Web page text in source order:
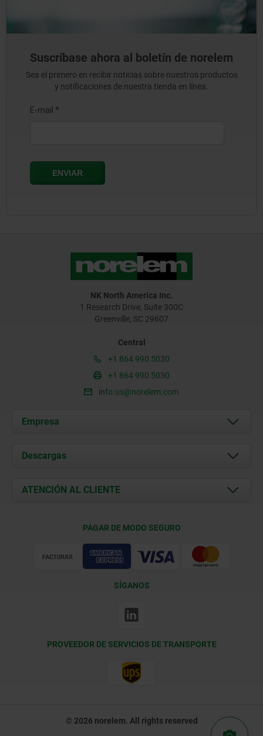
Suscríbase ahora al boletín de norelem
Sea el primero en recibir noticias sobre nuestros productos
y notificaciones de nuestra tienda en línea.
NK North America Inc.
1 Research Drive, Suite 300C
Greenville, SC 29607
Central
+1 864 990 5030
+1 864 990 5030
info.us@norelem.com
Empresa
Acerca de nosotros
Contacto
Descargas
Documents
ATENCIÓN AL CLIENTE
PAGAR DE MODO SEGURO
SÍGANOS
PROVEEDOR DE SERVICIOS DE TRANSPORTE
© 2026 norelem. All rights reserved